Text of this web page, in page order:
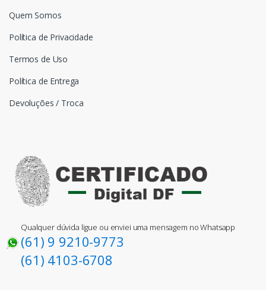
Quem Somos
Política de Privacidade
Termos de Uso
Política de Entrega
Devoluções / Troca
Qualquer dúvida ligue ou enviei uma mensagem no Whatsapp
(61) 9 9210-9773
(61) 4103-6708